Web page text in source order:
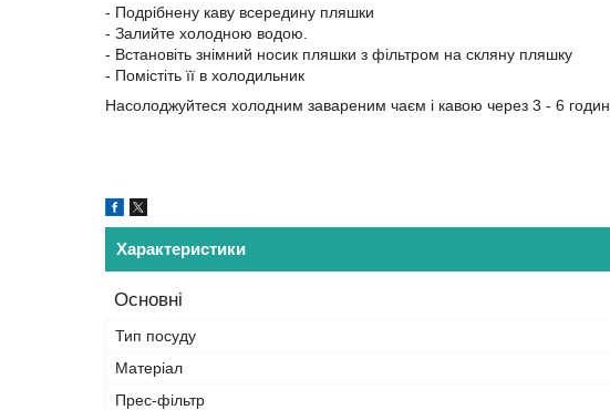
- Подрібнену каву всередину пляшки
- Залийте холодною водою.
- Встановіть знімний носик пляшки з фільтром на скляну пляшку
- Помістіть її в холодильник
Насолоджуйтеся холодним завареним чаєм і кавою через 3 - 6 годин.
Характеристики
Основні
Тип посуду
Матеріал
Прес-фільтр